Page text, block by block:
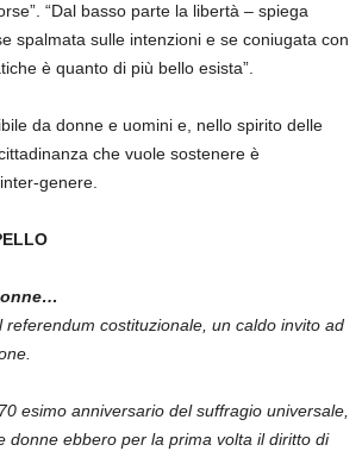
“Dal basso parte la libertà – spiega
spalmata sulle intenzioni e se coniugata con
è quanto di più bello esista”.
da donne e uomini e, nello spirito delle
che vuole sostenere è
genere.
referendum costituzionale, un caldo invito ad
esimo anniversario del suffragio universale,
donne ebbero per la prima volta il diritto di